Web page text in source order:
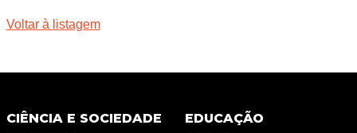
Voltar à listagem
CIÊNCIA E SOCIEDADE EDUCAÇÃO